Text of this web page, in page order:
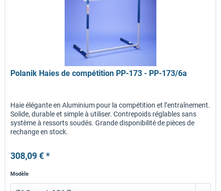
Polanik Haies de compétition PP-173 - PP-173/6a
Haie élégante en Aluminium pour la compétition et l’entraînement.
Solide, durable et simple à utiliser. Contrepoids réglables sans
système à ressorts soudés. Grande disponibilité de pièces de
rechange en stock.
308,09 € *
Modèle